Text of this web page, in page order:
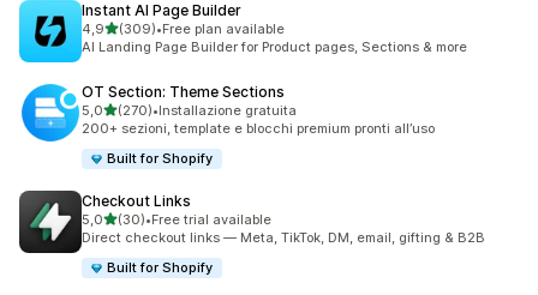
Instant AI Page Builder
4,9stelle su 5
(309)
309 recensioni totali
•Free plan available
AI Landing Page Builder for Product pages, Sections & more
OT Section: Theme Sections
5,0stelle su 5
(270)
270 recensioni totali
•Installazione gratuita
200+ sezioni, template e blocchi premium pronti all’uso
Built for Shopify
Checkout Links
5,0stelle su 5
(30)
30 recensioni totali
•Free trial available
Direct checkout links — Meta, TikTok, DM, email, gifting & B2B
Built for Shopify